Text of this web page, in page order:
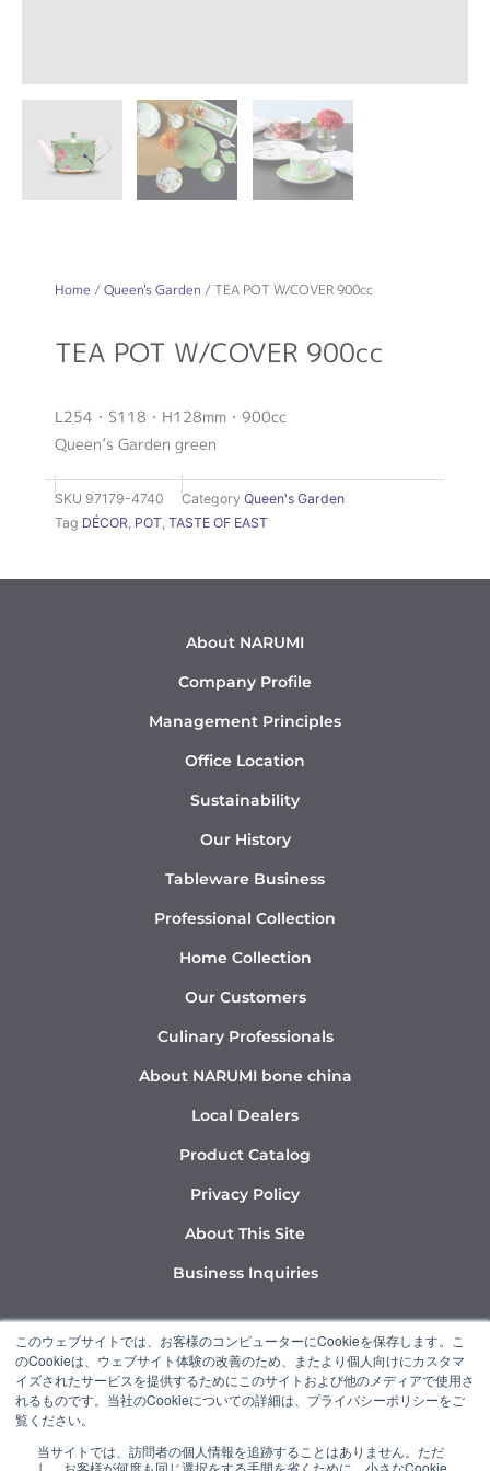
このウェブサイトでは、お客様のコンピューターにCookieを保存します。こ
のCookieは、ウェブサイト体験の改善のため、またより個人向けにカスタマ
イズされたサービスを提供するためにこのサイトおよび他のメディアで使用さ
れるものです。当社のCookieについての詳細は、プライバシーポリシーをご
覧ください。
当サイトでは、訪問者の個人情報を追跡することはありません。ただ
し、お客様が何度も同じ選択をする手間を省くために、小さなCookie
Home /Queen's Garden / TEA POT W/COVER 900cc
TEA POT W/COVER 900cc
L254・S118・H128mm・900cc
Queen’s Garden green
SKU 97179-4740 Category Queen's Garden
Tag DÉCOR POT TASTE OF EAST
About NARUMI
Company Profile
Management Principles
Office Location
Sustainability
Our History
Tableware Business
Professional Collection
Home Collection
Our Customers
Culinary Professionals
About NARUMI bone china
Local Dealers
Product Catalog
Privacy Policy
About This Site
Business Inquiries
Y
o
u
t
b
I
n
s
t
g
L
i
n
k
d